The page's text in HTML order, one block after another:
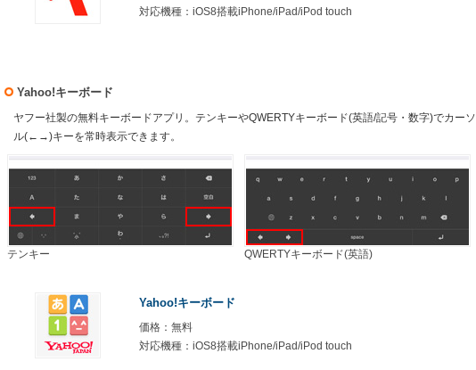
対応機種：iOS8搭載iPhone/iPad/iPod touch
Yahoo!キーボード
ヤフー社製の無料キーボードアプリ。テンキーやQWERTYキーボード(英語/記号・数字)でカーソ
ル(←→)キーを常時表示できます。
テンキー QWERTYキーボード(英語)
Yahoo!キーボード
価格：無料
対応機種：iOS8搭載iPhone/iPad/iPod touch